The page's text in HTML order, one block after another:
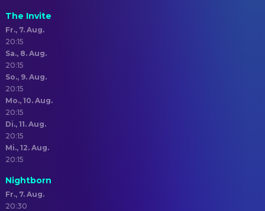
The Invite
Fr., 7. Aug.
20:15
Sa., 8. Aug.
20:15
So., 9. Aug.
20:15
Mo., 10. Aug.
20:15
Di., 11. Aug.
20:15
Mi., 12. Aug.
20:15
Nightborn
Fr., 7. Aug.
20:30